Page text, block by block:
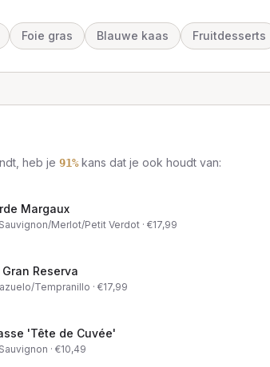
Foie gras Blauwe kaas Fruitdesserts
heb je 91%kans dat je ook houdt van:
Margaux
Merlot/Petit Verdot · €17,99
Reserva
Tempranillo · €17,99
'Tête de Cuvée'
· €10,49